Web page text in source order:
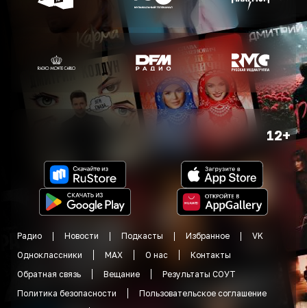
12+
Радио Новости Подкасты Избранное
VK
Одноклассники
MAX О нас
Контакты
Обратная связь
Вещание
Результаты СОУТ
Политика безопасности
Пользовательское соглашение